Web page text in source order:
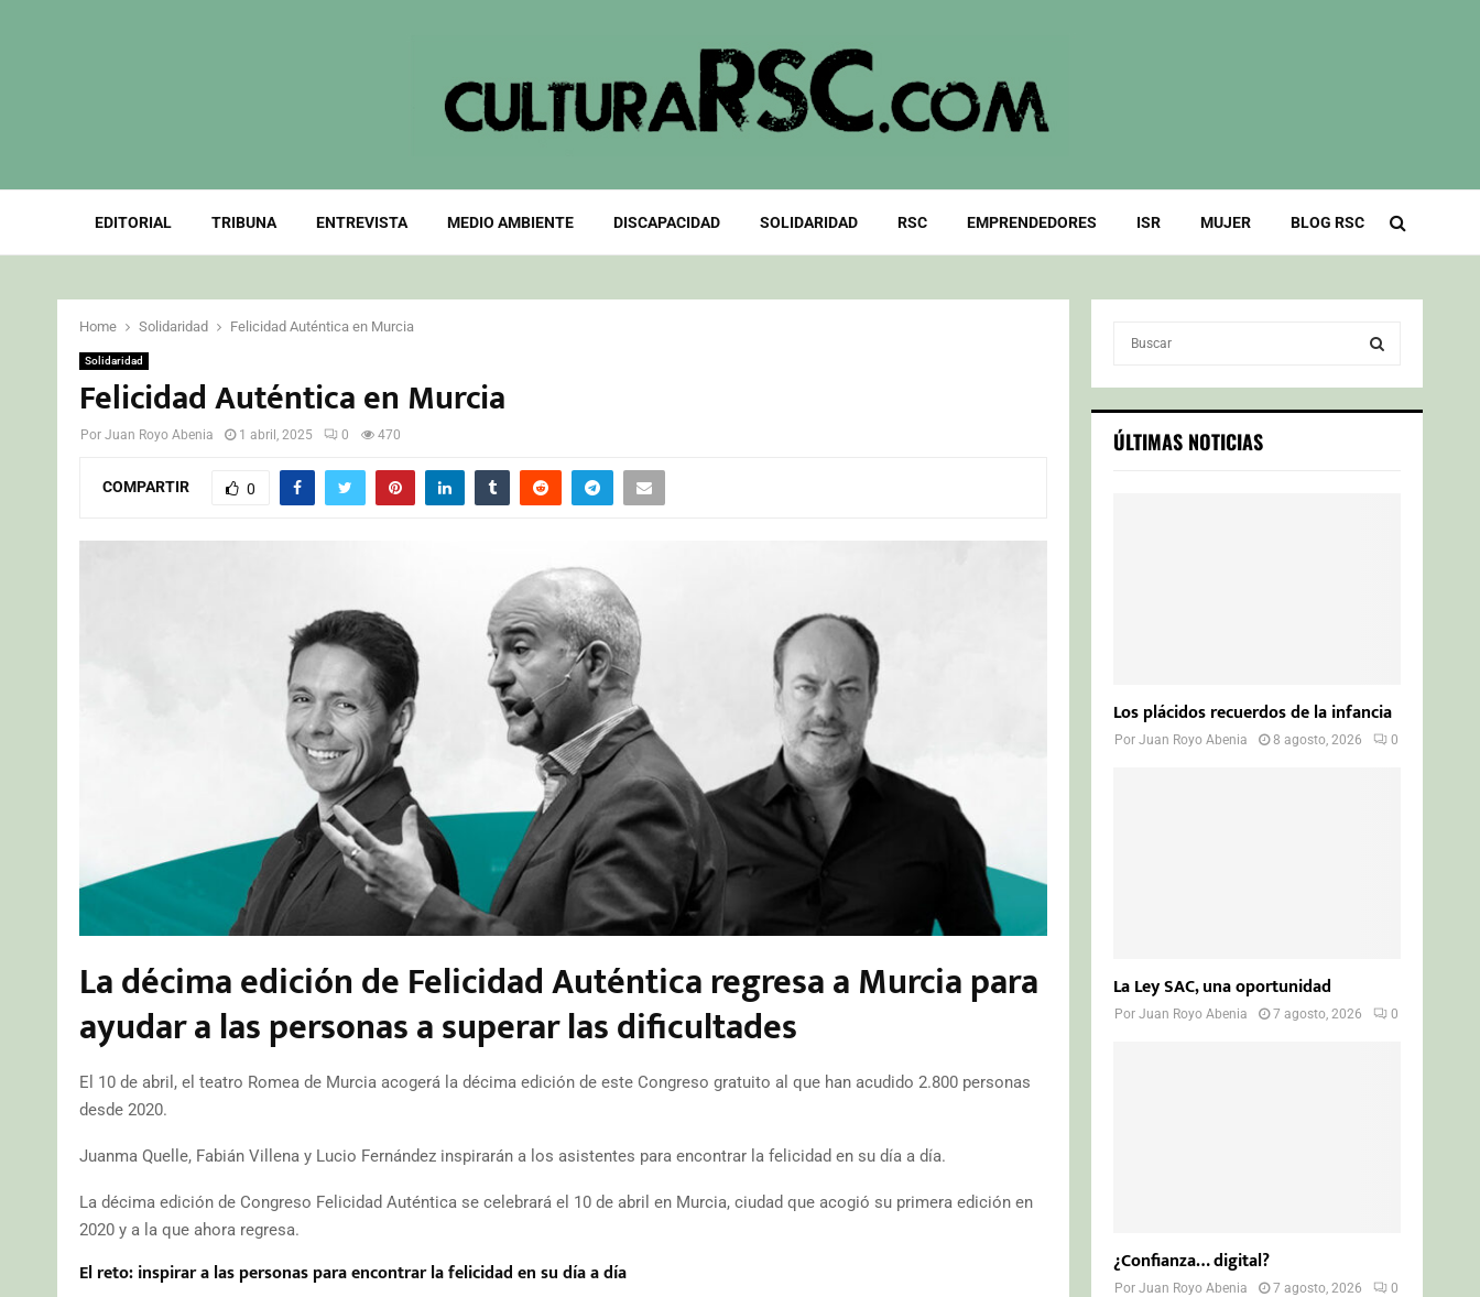
EDITORIAL TRIBUNA ENTREVISTA MEDIO AMBIENTE DISCAPACIDAD SOLIDARIDAD RSC EMPRENDEDORES ISR MUJER BLOG RSC
Home Solidaridad Felicidad Auténtica en Murcia
Solidaridad
Felicidad Auténtica en Murcia
Por Juan Royo Abenia 1 abril, 2025 0 470
COMPARTIR 0
La décima edición de Felicidad Auténtica regresa a Murcia para
ayudar a las personas a superar las dificultades
El 10 de abril, el teatro Romea de Murcia acogerá la décima edición de este Congreso gratuito al que han acudido 2.800 personas
desde 2020.
Juanma Quelle, Fabián Villena y Lucio Fernández inspirarán a los asistentes para encontrar la felicidad en su día a día.
La décima edición de Congreso Felicidad Auténtica se celebrará el 10 de abril en Murcia, ciudad que acogió su primera edición en
2020 y a la que ahora regresa.
El reto: inspirar a las personas para encontrar la felicidad en su día a día
c
h
S
ÚLTIMAS NOTICIAS
Los plácidos recuerdos de la infancia
PorJuan Royo Abenia 8 agosto, 2026 0
La Ley SAC, una oportunidad
PorJuan Royo Abenia 7 agosto, 2026 0
¿Confianza… digital?
PorJuan Royo Abenia 7 agosto, 2026 0